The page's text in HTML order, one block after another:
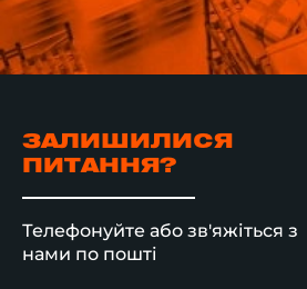
ЗАЛИШИЛИСЯ
ПИТАННЯ?
Телефонуйте або зв'яжіться з
нами по пошті